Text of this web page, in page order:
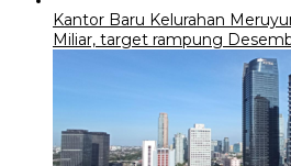
Kantor Baru Kelurahan
Miliar, target rampung